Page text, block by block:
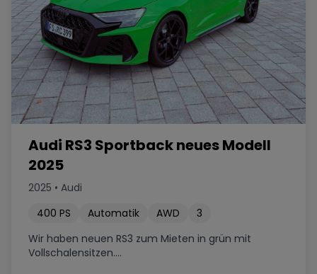
Audi RS3 Sportback neues Modell
2025
2025 • Audi
400 PS Automatik AWD
3
Wir haben neuen RS3 zum Mieten in grün mit
Vollschalensitzen....